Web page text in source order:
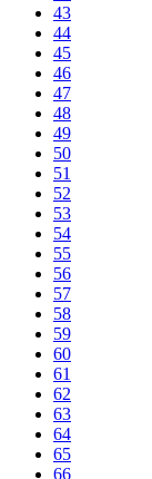
43
44
45
46
47
48
49
50
51
52
53
54
55
56
57
58
59
60
61
62
63
64
65
66